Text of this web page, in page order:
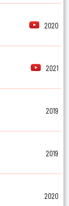
2020
2021
2019
2019
2020